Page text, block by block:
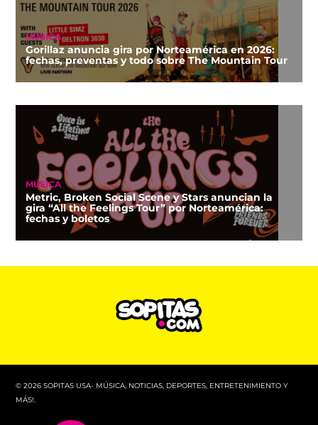
MÚSICA
Gorillaz anuncia gira por Norteamérica en 2026:
fechas, preventas y todo sobre The Mountain Tour
MÚSICA
Metric, Broken Social Scene y Stars anuncian la
gira “All the Feelings Tour” por Norteamérica:
fechas y boletos
© 2026 SOPITAS USA- MÚSICA, NOTICIAS, DEPORTES, ENTRETENIMIENTO Y
MÁS!.